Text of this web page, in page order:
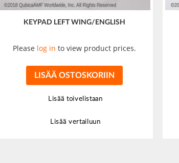
KEYPAD LEFT WING/ENGLISH
Please log in to view product prices.
LISÄÄ OSTOSKORIIN
Lisää toivelistaan
Lisää vertailuun